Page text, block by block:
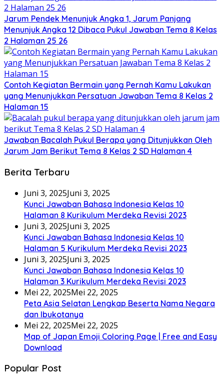
Jarum Pendek Menunjuk Angka 1, Jarum Panjang
Menunjuk Angka 12 Dibaca Pukul Jawaban Tema 8 Kelas
2 Halaman 25 26
Contoh Kegiatan Bermain yang Pernah Kamu Lakukan
yang Menunjukkan Persatuan Jawaban Tema 8 Kelas 2
Halaman 15
Jawaban Bacalah Pukul Berapa yang Ditunjukkan Oleh
Jarum Jam Berikut Tema 8 Kelas 2 SD Halaman 4
Berita Terbaru
Juni 3, 2025Juni 3, 2025
Kunci Jawaban Bahasa Indonesia Kelas 10
Halaman 8 Kurikulum Merdeka Revisi 2023
Juni 3, 2025Juni 3, 2025
Kunci Jawaban Bahasa Indonesia Kelas 10
Halaman 5 Kurikulum Merdeka Revisi 2023
Juni 3, 2025Juni 3, 2025
Kunci Jawaban Bahasa Indonesia Kelas 10
Halaman 3 Kurikulum Merdeka Revisi 2023
Mei 22, 2025Mei 22, 2025
Peta Asia Selatan Lengkap Beserta Nama Negara
dan Ibukotanya
Mei 22, 2025Mei 22, 2025
Map of Japan Emoji Coloring Page | Free and Easy
Download
Popular Post